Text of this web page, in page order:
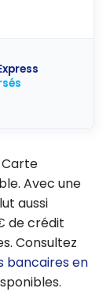
Carte
Avec une
aussi
de crédit
Consultez
bancaires en